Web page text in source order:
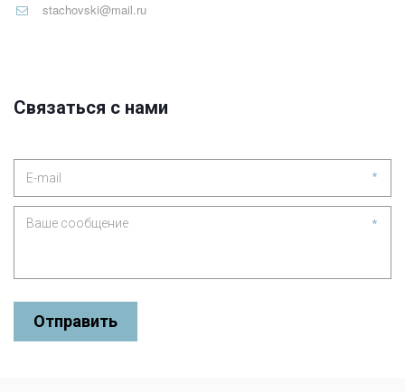
stachovski@mail.ru
Связаться с нами
*
*
Отправить